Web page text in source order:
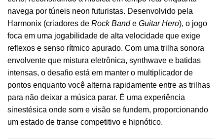
navega por túneis neon futuristas. Desenvolvido pela
Harmonix (criadores de Rock Band e Guitar Hero), o jogo
foca em uma jogabilidade de alta velocidade que exige
reflexos e senso rítmico apurado. Com uma trilha sonora
envolvente que mistura eletrônica, synthwave e batidas
intensas, o desafio está em manter o multiplicador de
pontos enquanto você alterna rapidamente entre as trilhas
para não deixar a música parar. É uma experiência
sinestésica onde som e visão se fundem, proporcionando
um estado de transe competitivo e hipnótico.